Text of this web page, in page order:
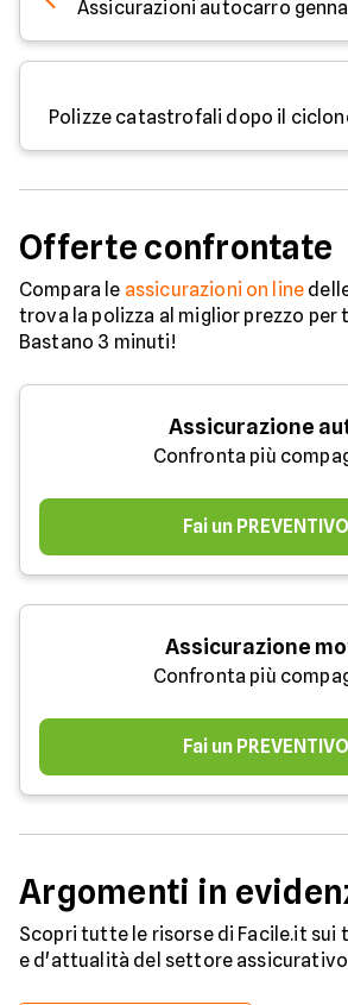
Offerte confrontate
Compara le assicurazioni on line
trova la polizza al miglior prezzo per
Bastano 3 minuti!
Assicurazione
Confronta più
Fai un PREVENTIVO
Assicurazione
Confronta più
Fai un PREVENTIVO
Argomenti in
Scopri tutte le risorse di Facile.it sui
e d'attualità del settore